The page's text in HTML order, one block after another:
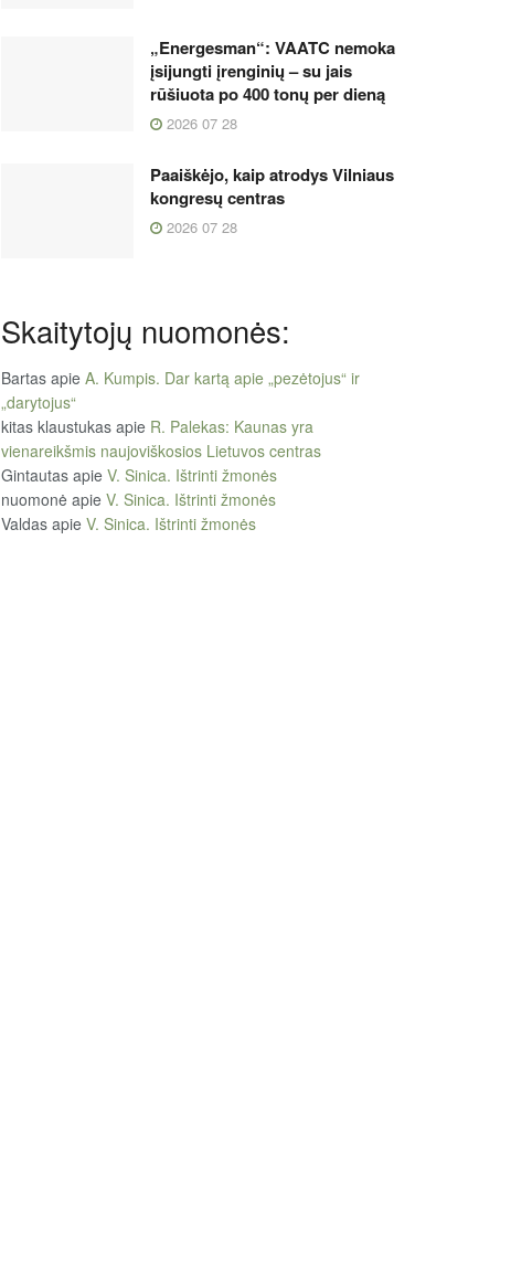
„Energesman“: VAATC nemoka
įsijungti įrenginių – su jais
rūšiuota po 400 tonų per dieną
2026 07 28
Paaiškėjo, kaip atrodys Vilniaus
kongresų centras
2026 07 28
Skaitytojų nuomonės:
Bartas apie A. Kumpis. Dar kartą apie „pezėtojus“ ir
„darytojus“
kitas klaustukas apie R. Palekas: Kaunas yra
vienareikšmis naujoviškosios Lietuvos centras
Gintautas apie V. Sinica. Ištrinti žmonės
nuomonė apie V. Sinica. Ištrinti žmonės
Valdas apie V. Sinica. Ištrinti žmonės